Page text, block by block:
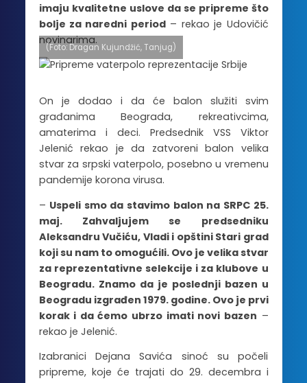
imaju kvalitetne uslove da se pripreme što
bolje za naredni period– rekao je Udovičić
novinarima.
(Foto: Dragan Kujundžić, Tanjug)
On je dodao i da će balon služiti svim
građanima Beograda, rekreativcima,
amaterima i deci. Predsednik VSS Viktor
Jelenić rekao je da zatvoreni balon velika
stvar za srpski vaterpolo, posebno u vremenu
pandemije korona virusa.
– Uspeli smo da stavimo balon na SRPC 25.
maj. Zahvaljujem se predsedniku
Aleksandru Vučiću, Vladi i opštini Stari grad
koji su nam to omogućili. Ovo je velika stvar
za reprezentativne selekcije i za klubove u
Beogradu. Znamo da je poslednji bazen u
Beogradu izgrađen 1979. godine. Ovo je prvi
korak i da ćemo ubrzo imati novi bazen –
rekao je Jelenić.
Izabranici Dejana Savića sinoć su počeli
pripreme, koje će trajati do 29. decembra i